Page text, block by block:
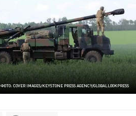
ФОТО: COVER IMAGES/KEYSTONE PRESS AGENCY/GLOBALLOOKPRESS